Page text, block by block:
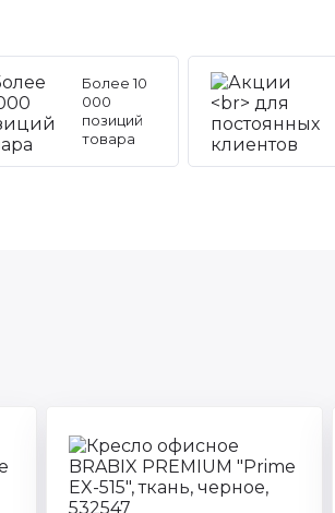
Более 10
000
позиций
товара
Артикул: 532548
Смотреть все характеристики